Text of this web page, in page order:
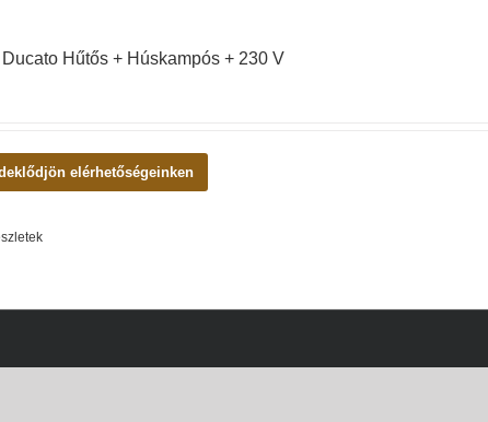
Ducato Hűtős + Húskampós + 230 V
elérhetőségeinken